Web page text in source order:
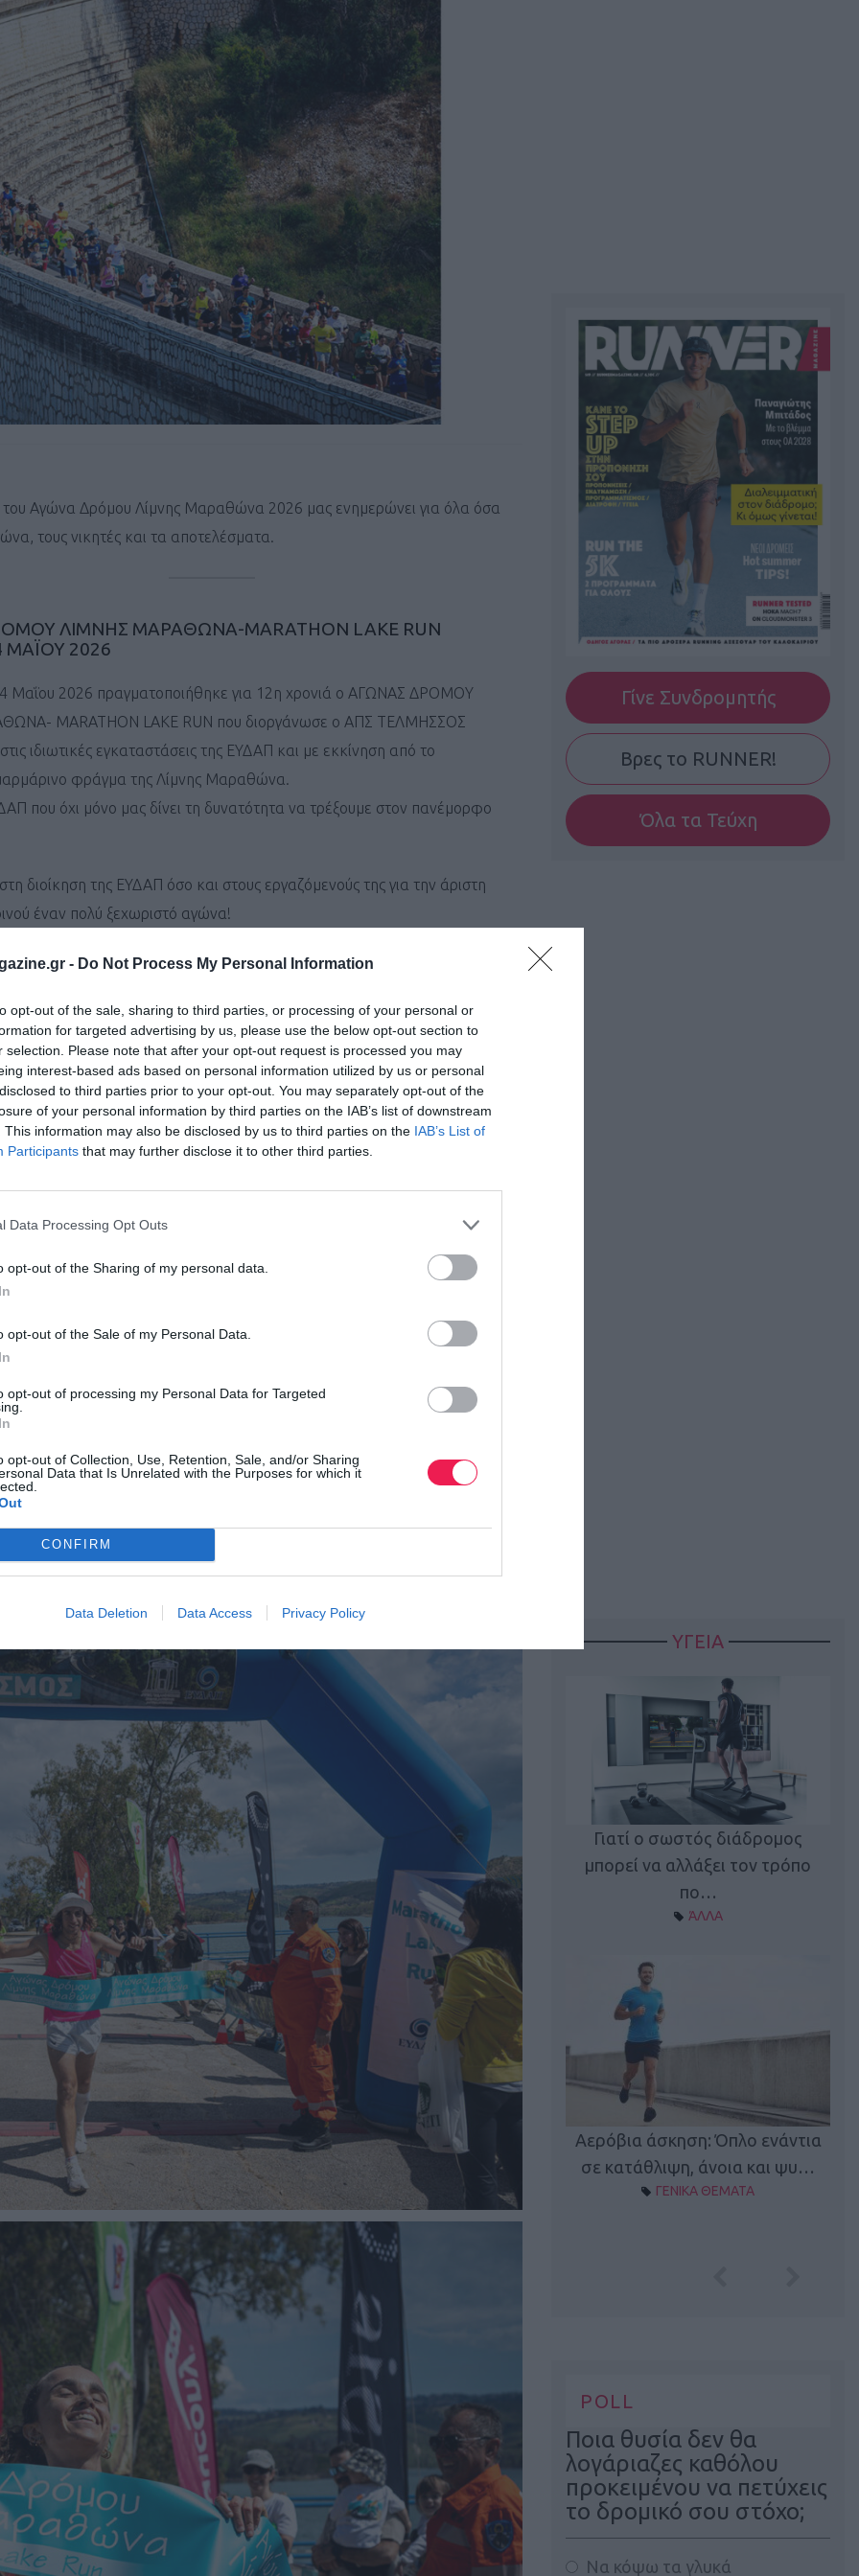
- Do Not Process My Personal Information
opt-out of the sale, sharing to third parties, or processing of your personal or
for targeted advertising by us, please use the below opt-out section to
selection. Please note that after your opt-out request is processed you may
interest-based ads based on personal information utilized by us or personal
to third parties prior to your opt-out. You may separately opt-out of the
of your personal information by third parties on the IAB’s list of downstream
This information may also be disclosed by us to third parties on the IAB’s List of
Participants that may further disclose it to other third parties.
Data Processing Opt Outs
opt-out of the Sharing of my personal data.
opt-out of the Sale of my Personal Data.
opt-out of processing my Personal Data for Targeted
opt-out of Collection, Use, Retention, Sale, and/or Sharing
Data that Is Unrelated with the Purposes for which it
CONFIRM
Data Deletion Data Access Privacy Policy
Αγώνα Δρόμου Λίμνης Μαραθώνα 2026 μας ενημερώνει για όλα όσα
τους νικητές και τα αποτελέσματα.
ΛΙΜΝΗΣ ΜΑΡΑΘΩΝΑ-MARATHON LAKE RUN
ΜΑΪΟΥ 2026
Μαΐου 2026 πραγματοποιήθηκε για 12η χρονιά ο ΑΓΩΝΑΣ ΔΡΟΜΟΥ
MARATHON LAKE RUN που διοργάνωσε ο ΑΠΣ ΤΕΛΜΗΣΣΟΣ
ιδιωτικές εγκαταστάσεις της ΕΥΔΑΠ και με εκκίνηση από το
φράγμα της Λίμνης Μαραθώνα.
που όχι μόνο μας δίνει τη δυνατότητα να τρέξουμε στον πανέμορφο
διοίκηση της ΕΥΔΑΠ όσο και στους εργαζόμενούς της για την άριστη
έναν πολύ ξεχωριστό αγώνα!
ΠΑΝΕΠΙΣΤΗΜΙΟ ΑΘΗΝΩΝ (ΓΠΑ) με την πολυπληθή ομάδα δρομέων του,
σημεία για τη στήριξη των δρομέων.
δεύτερος τερματίσας Ιωάννης Λώλος είναι απόφοιτος του ΓΠΑ ενώ
στις γυναίκες Marta Bonioli βρίσκεται στο Γεωπονικό Πανεπιστήμιο
διατριβής.
της κας Ξένιας Τσαλιαγκού την οποία ευχαριστούμε θερμά.
φέτος με την Αστική Μη Κερδοσκοπική Εταιρεία «ΙΑΣΙΣ» IASIS NGO που
υγείας και της κοινωνικής ένταξης, προσφέροντας στεγαστικές και
τη Μονάδα Ψυχοκοινωνικής Αποκατάστασης «Connect Blue»,
ανάγκες.
χιλιομέτρων για να τιμήσει τη μνήμη του αείμνηστου φίλου και
της ψυχικής υγείας και συνέβαλε καθοριστικά στο έργο της
από την ομοσπονδία ΑΡΓΩ που συμμετείχαν ήταν οι: EΠAΨY,
EKΦPAΣH, EPEIΣMA.
Φορέων Ψυχοκοινωνικής Αποκατάστασης και Ψυχικής Υγείας «ΑΡΓΩ»,
ως όχημα ευαισθητοποίησης για τη σημασία της ψυχικής υγείας.
του 1ου Δημοτικού Σχολείου Νέας Μάκρης και το έργο του
του 1ου Δημοτικού Σχολείου Νέας Μάκρης!
1ου Δημοτικού Σχολείο Νέας Μάκρης που στήριξαν ως εθελοντές τη
Γίνε Συνδρομητής
Βρες το RUNNER!
Όλα τα Τεύχη
ΥΓΕΙΑ
Καφές και καφεΐνη
ΓΕΝΙΚΑ ΘΕΜΑΤΑ
New Year Resolutions: Η άσκηση
στην κορυφή για το 2026!
ΓΕΝΙΚΑ ΘΕΜΑΤΑ
Γιατί ο σωστός διάδρομος
μπορεί να αλλάξει τον τρόπο
πο…
ΆΛΛΑ
Αερόβια άσκηση: Όπλο ενάντια
σε κατάθλιψη, άνοια και ψυ…
ΓΕΝΙΚΑ ΘΕΜΑΤΑ
POLL
Ποια θυσία δεν θα
λογάριαζες καθόλου
προκειμένου να πετύχεις
το δρομικό σου στόχο;
Να κόψω τα γλυκά